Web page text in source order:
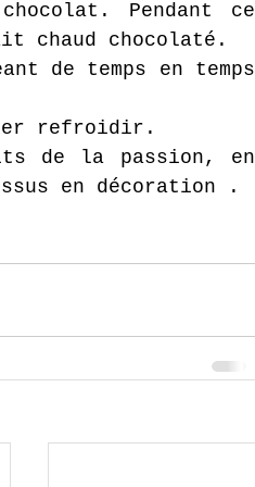
Pendant ce
chocolaté.
de temps en temps
refroidir.
de la passion, en
en décoration .